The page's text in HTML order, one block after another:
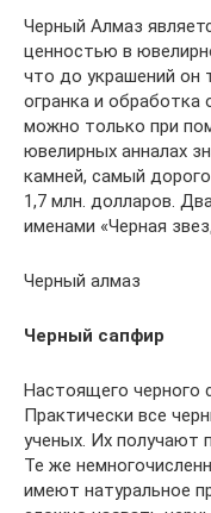
Черный Алмаз
ценностью в
что до украшений он
огранка и
можно только при
ювелирных анналах
камней, самый
1,7 млн. долларов.
именами «Черная
Черный алмаз
Черный сапфир
Настоящего черного
Практически все
ученых. Их получают
Те же
имеют натуральное